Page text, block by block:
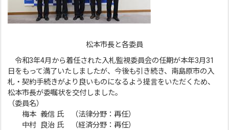
松本市長と各委員
令和3年4月から着任された入札監視委員会の任期が本年3月31
日をもって満了いたしましたが、今後も引き続き、南島原市の入
札・契約手続きがより良いものになるよう提言をいただくため、
松本市長が委嘱状を交付しました。
（委員名）
梅本 義信 氏 （法律分野：再任）
中村 良治 氏 （経済分野：再任）